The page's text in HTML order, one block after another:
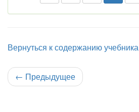
Вернуться к содержанию учебника
← Предыдущее